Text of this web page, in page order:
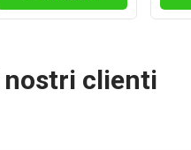
nostri clienti